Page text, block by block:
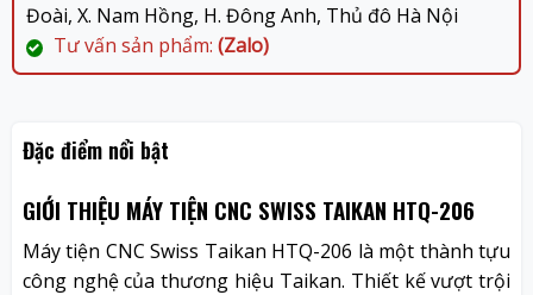
Đoài, X. Nam Hồng, H. Đông Anh, Thủ đô Hà Nội
Tư vấn sản phẩm: (Zalo)
Đặc điểm nổi bật
GIỚI THIỆU MÁY TIỆN CNC SWISS TAIKAN HTQ-206
Máy tiện CNC Swiss Taikan HTQ-206 là một thành tựu
công nghệ của thương hiệu Taikan. Thiết kế vượt trội